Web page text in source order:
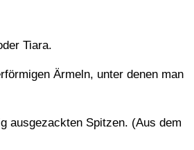
Tiara.
Ärmeln, unter denen man
ausgezackten Spitzen. (Aus dem